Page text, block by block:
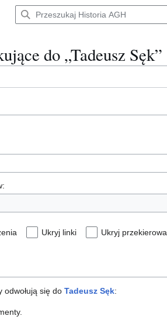
do „Tadeusz Sęk”
Ukryj linki Ukryj
odwołują się do Tadeusz Sęk: